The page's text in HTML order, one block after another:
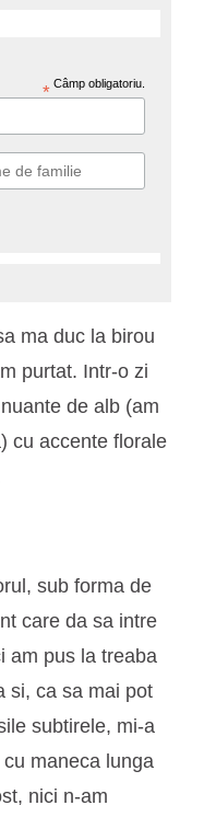
* Câmp obligatoriu.
ma duc la birou
purtat. Intr-o zi
de alb (am
cu accente florale
sub forma de
care da sa intre
am pus la treaba
si, ca sa mai pot
subtirele, mi-a
maneca lunga
nici n-am